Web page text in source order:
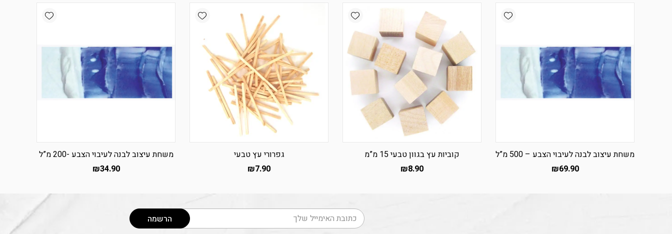
Add wishlist
משחת עיצוב לבנה לעיבוי הצבע – 500 מ”ל
₪69.90
Add wishlist
קוביות עץ בגוון טבעי 15 מ”מ
₪8.90
Add wishlist
גפרורי עץ טבעי
₪7.90
Add wishlist
משחת עיצוב לבנה לעיבוי הצבע -200 מ”ל
₪34.90
דוא׳׳ל הרשמה